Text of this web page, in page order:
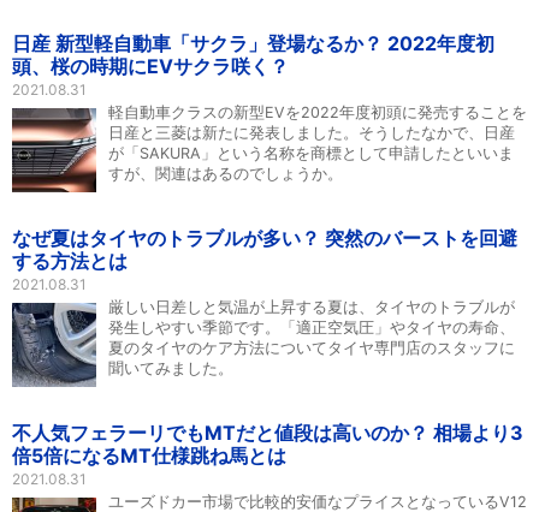
日産 新型軽自動車「サクラ」登場なるか？ 2022年度初
頭、桜の時期にEVサクラ咲く？
2021.08.31
軽自動車クラスの新型EVを2022年度初頭に発売することを
日産と三菱は新たに発表しました。そうしたなかで、日産
が「SAKURA」という名称を商標として申請したといいま
すが、関連はあるのでしょうか。
なぜ夏はタイヤのトラブルが多い？ 突然のバーストを回避
する方法とは
2021.08.31
厳しい日差しと気温が上昇する夏は、タイヤのトラブルが
発生しやすい季節です。「適正空気圧」やタイヤの寿命、
夏のタイヤのケア方法についてタイヤ専門店のスタッフに
聞いてみました。
不人気フェラーリでもMTだと値段は高いのか？ 相場より3
倍5倍になるMT仕様跳ね馬とは
2021.08.31
ユーズドカー市場で比較的安価なプライスとなっているV12